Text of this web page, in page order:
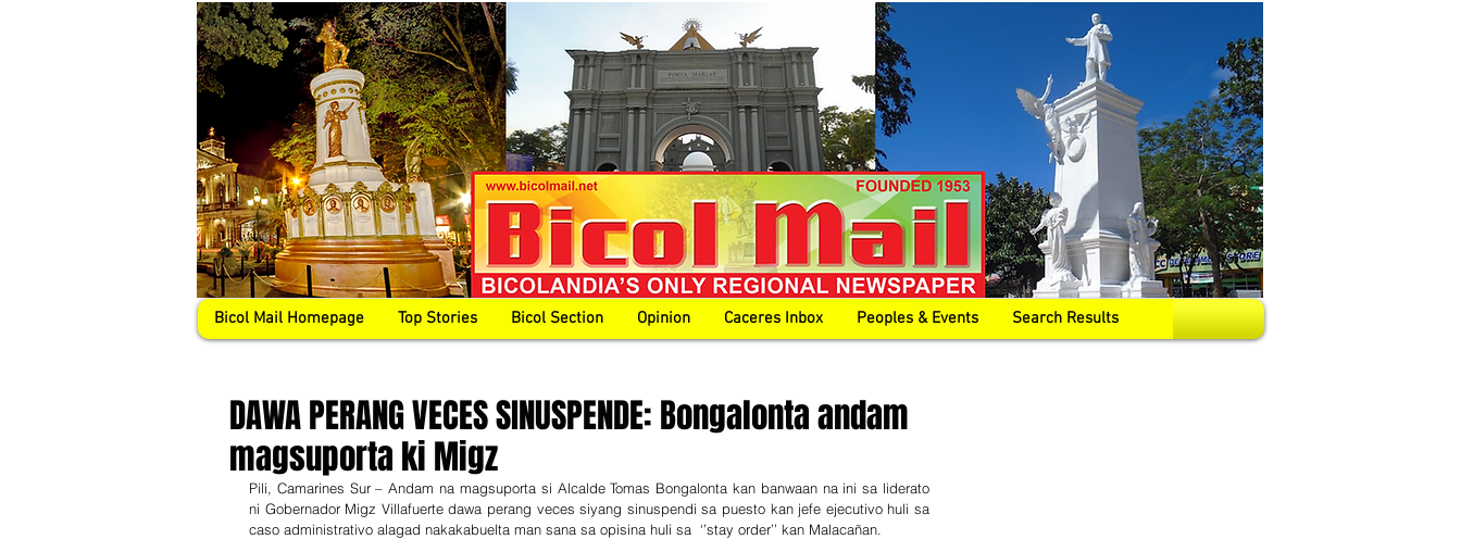
Bicol Mail Homepage Top Stories Bicol Section Opinion Caceres Inbox Peoples & Events Search Results
DAWA PERANG VECES SINUSPENDE: Bongalonta andam
magsuporta ki Migz
Pili, Camarines Sur – Andam na magsuporta si Alcalde Tomas Bongalonta kan banwaan na ini sa liderato
ni Gobernador Migz Villafuerte dawa perang veces siyang sinuspendi sa puesto kan jefe ejecutivo huli sa
caso administrativo alagad nakakabuelta man sana sa opisina huli sa  ‘’stay order’’ kan Malacañan.